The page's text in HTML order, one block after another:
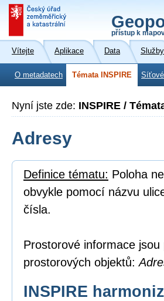
přístup k
Vítejte Aplikace Data Služby
O metadatech Témata INSPIRE
Nyní jste zde: INSPIRE /
Adresy
Definice tématu: Poloha
obvykle pomocí názvu
čísla.
Prostorové informace
prostorových objektů:
INSPIRE